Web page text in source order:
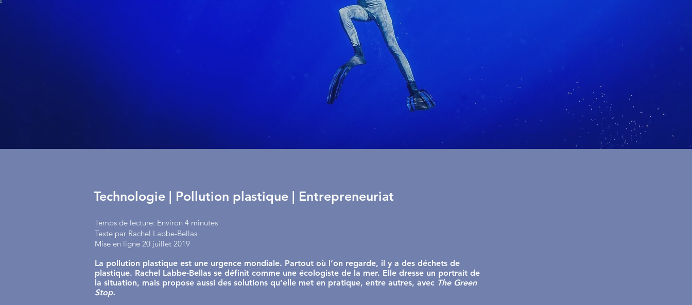
Technologie | Pollution plastique | Entrepreneuriat
Temps de lecture: Environ 4 minutes
Texte par Rachel Labbe-Bellas
Mise en ligne 20 juillet 2019
La pollution plastique est une urgence mondiale. Partout où l’on regarde, il y a des déchets de
plastique. Rachel Labbe-Bellas se définit comme une écologiste de la mer. Elle dresse un portrait de
la situation, mais propose aussi des solutions qu’elle met en pratique, entre autres, avec The Green
Stop.